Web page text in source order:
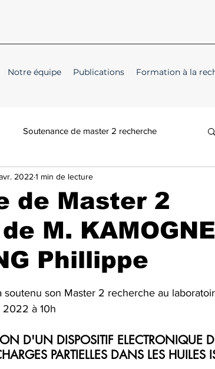
Notre équipe Publications Formation à la
Soutenance de master 2 recherche
de Master 2
M. KAMOGNE
Phillippe
2022 1 min de lecture
soutenu son Master 2 recherche au
2022 à 10h
D'UN DISPOSITIF ELECTRONIQUE
PARTIELLES DANS LES HUILES